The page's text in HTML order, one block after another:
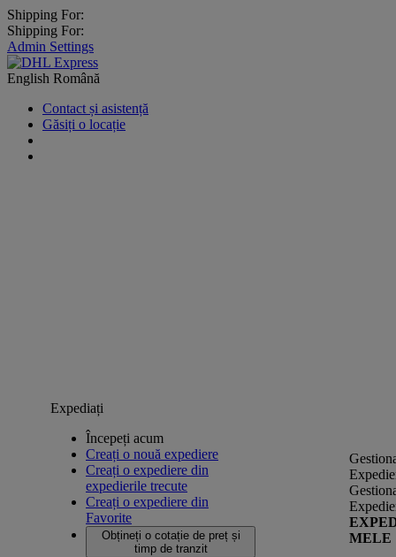
Shipping For:
Shipping For:
Admin Settings
English Română
Contact și asistență
Găsiți o locație
Expediați
Începeți acum
Creați o nouă expediere
Creați o expediere din
expedierile trecute
Creați o expediere din
Favorite
Obțineți o cotație de preț și
timp de tranzit
MELE